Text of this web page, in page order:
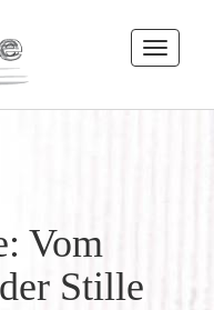
Toggle
Vom
Stille